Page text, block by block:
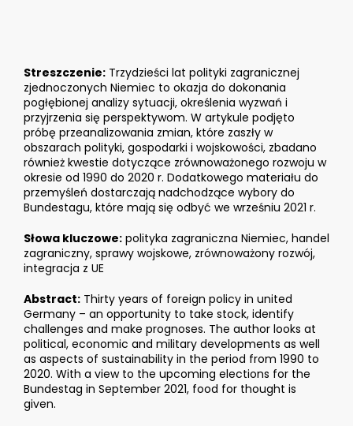
Streszczenie: Trzydzieści lat polityki zagranicznej
zjednoczonych Niemiec to okazja do dokonania
pogłębionej analizy sytuacji, określenia wyzwań i
przyjrzenia się perspektywom. W artykule podjęto
próbę przeanalizowania zmian, które zaszły w
obszarach polityki, gospodarki i wojskowości, zbadano
również kwestie dotyczące zrównoważonego rozwoju w
okresie od 1990 do 2020 r. Dodatkowego materiału do
przemyśleń dostarczają nadchodzące wybory do
Bundestagu, które mają się odbyć we wrześniu 2021 r.
Słowa kluczowe: polityka zagraniczna Niemiec, handel
zagraniczny, sprawy wojskowe, zrównoważony rozwój,
integracja z UE
Abstract: Thirty years of foreign policy in united
Germany – an opportunity to take stock, identify
challenges and make prognoses. The author looks at
political, economic and military developments as well
as aspects of sustainability in the period from 1990 to
2020. With a view to the upcoming elections for the
Bundestag in September 2021, food for thought is
given.